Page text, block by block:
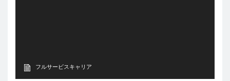
フルサービスキャリア